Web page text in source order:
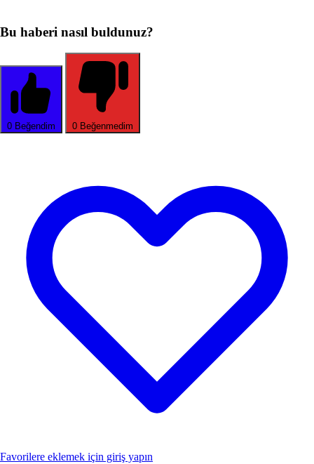
Bu haberi nasıl buldunuz?
0 Beğendim 0 Beğenmedim
Favorilere eklemek için giriş yapın